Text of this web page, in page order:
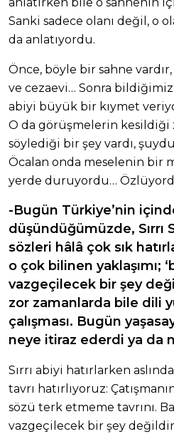
Sanki sadece olanı değil, o
da anlatıyordu.
Önce, böyle bir sahne
ve cezaevi… Sonra bildiğimiz
abiyi büyük bir kıymet
O da görüşmelerin kesildiği
söylediği bir şey vardı,
Öcalan onda meselenin bir
yerde duruyordu…
-Bugün Türkiye’nin
düşündüğümüzde, Sırrı
sözleri hâlâ çok sık
o çok bilinen yaklaşımı;
vazgeçilecek bir şey
zor zamanlarda bile dili
çalışması. Bugün
neye itiraz ederdi ya da
Sırrı abiyi hatırlarken
tavrı hatırlıyoruz:
sözü terk etmeme tavrını.
vazgeçilecek bir şey değildir